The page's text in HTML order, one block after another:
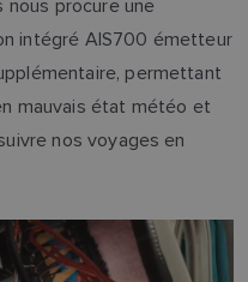
nous procure une
intégré AIS700 émetteur
permettant
mauvais état météo et
nos voyages en